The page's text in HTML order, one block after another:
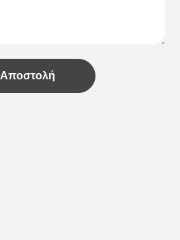
Αποστολή